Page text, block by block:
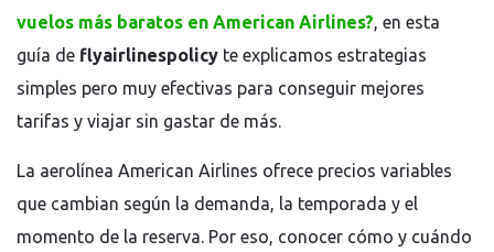
vuelos más baratos en American Airlines?, en esta
guía de flyairlinespolicy te explicamos estrategias
simples pero muy efectivas para conseguir mejores
tarifas y viajar sin gastar de más.
La aerolínea American Airlines ofrece precios variables
que cambian según la demanda, la temporada y el
momento de la reserva. Por eso, conocer cómo y cuándo